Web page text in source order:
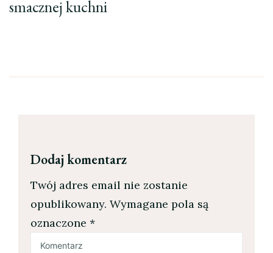
smacznej kuchni
Dodaj komentarz
Twój adres email nie zostanie
opublikowany. Wymagane pola są
oznaczone *